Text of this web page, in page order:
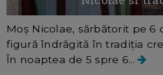
Moș Nicolae, sărbătorit pe 6
figură îndrăgită în tradiția
În noaptea de 5 spre 6...